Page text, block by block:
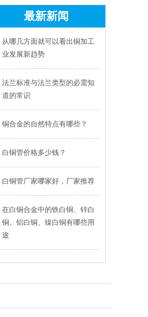
最新新闻
从哪几方面就可以看出铜加工
业发展新趋势
法兰标准与法兰类型的必需知
道的常识
铜合金的自然特点有哪些？
白铜管价格多少钱？
白铜管厂家哪家好，厂家推荐
在白铜合金中的铁白铜、锌白
铜、铝白铜、镍白铜有哪些用
途